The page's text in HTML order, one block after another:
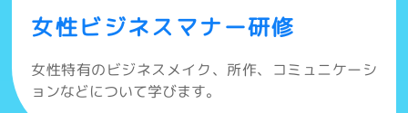
女性ビジネスマナー研修
女性特有のビジネスメイク、所作、コミュニケーシ
ョンなどについて学びます。